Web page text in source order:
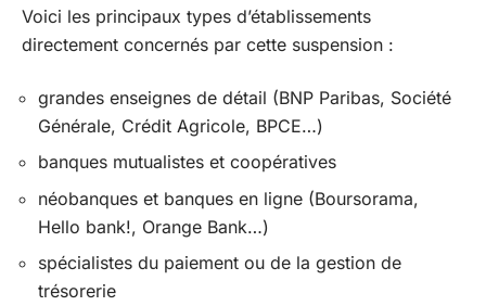
Voici les principaux types d’établissements
directement concernés par cette suspension :
grandes enseignes de détail (BNP Paribas, Société
Générale, Crédit Agricole, BPCE…)
banques mutualistes et coopératives
néobanques et banques en ligne (Boursorama,
Hello bank!, Orange Bank…)
spécialistes du paiement ou de la gestion de
trésorerie